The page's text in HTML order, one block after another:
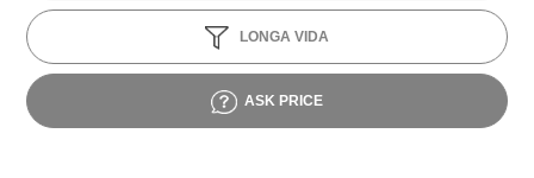
LONGA VIDA
ASK PRICE